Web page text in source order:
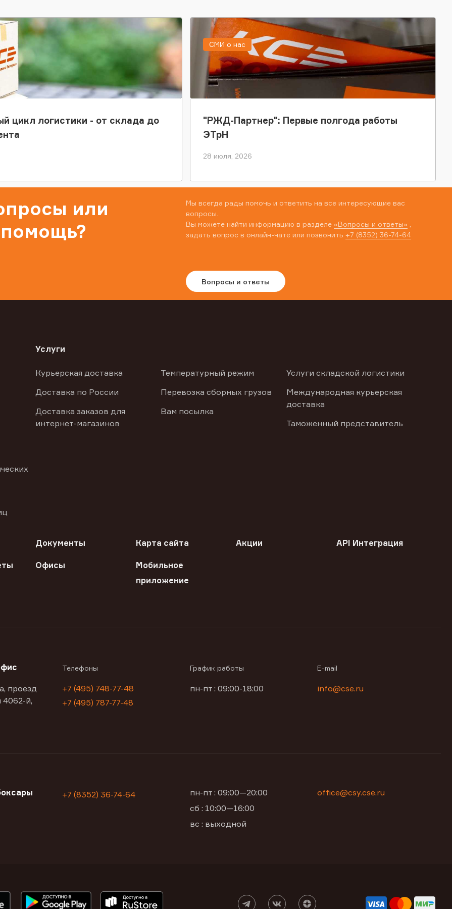
цикл логистики - от склада до
"РЖД-Партнер": Первые полгода работы
ЭТрН
28 июля, 2026
СМИ о нас
или
Мы всегда рады помочь и ответить на все интересующие вас
вопросы.
Вы можете найти информацию в разделе «Вопросы и ответы»
задать вопрос в онлайн-чате или позвонить +7 (8352) 36-74-64
Вопросы и ответы
Услуги
Курьерская доставка
Доставка по России
Доставка заказов для
интернет-магазинов
Температурный режим
Перевозка сборных грузов
Вам посылка
Услуги складской логистики
Международная курьерская
доставка
Таможенный представитель
Документы Карта сайта Акции API Интеграция
Офисы
Мобильное
приложение
проезд
й,
Телефоны
+7 (495) 748-77-48
+7 (495) 787-77-48
График работы
пн-пт : 09:00-18:00
E-mail
info@cse.ru
+7 (8352) 36-74-64
пн-пт : 09:00—20:00
сб : 10:00—16:00
вс : выходной
office@csy.cse.ru